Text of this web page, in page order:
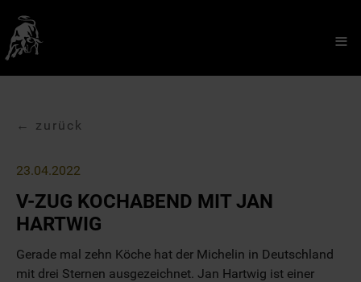
≡
← zurück
23.04.2022
V-ZUG KOCHABEND MIT JAN
HARTWIG
Gerade mal zehn Köche hat der Michelin in Deutschland
mit drei Sternen ausgezeichnet. Jan Hartwig ist einer